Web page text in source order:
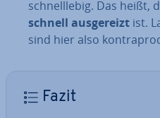
schnell­le­big. Das heißt,
schnell aus­ge­reizt ist.
sind hier also
Fazit